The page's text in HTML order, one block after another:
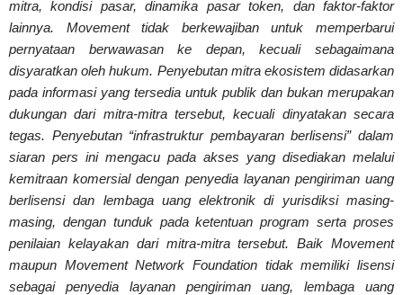
mitra, kondisi pasar, dinamika pasar token, dan faktor-faktor
lainnya. Movement tidak berkewajiban untuk memperbarui
pernyataan berwawasan ke depan, kecuali sebagaimana
disyaratkan oleh hukum. Penyebutan mitra ekosistem didasarkan
pada informasi yang tersedia untuk publik dan bukan merupakan
dukungan dari mitra-mitra tersebut, kecuali dinyatakan secara
tegas. Penyebutan “infrastruktur pembayaran berlisensi” dalam
siaran pers ini mengacu pada akses yang disediakan melalui
kemitraan komersial dengan penyedia layanan pengiriman uang
berlisensi dan lembaga uang elektronik di yurisdiksi masing-
masing, dengan tunduk pada ketentuan program serta proses
penilaian kelayakan dari mitra-mitra tersebut. Baik Movement
maupun Movement Network Foundation tidak memiliki lisensi
sebagai penyedia layanan pengiriman uang, lembaga uang